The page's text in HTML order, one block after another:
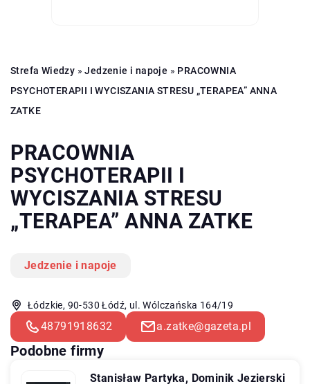
Strefa Wiedzy »Jedzenie i napoje » PRACOWNIA
PSYCHOTERAPII I WYCISZANIA STRESU „TERAPEA” ANNA
ZATKE
PRACOWNIA
PSYCHOTERAPII I
WYCISZANIA STRESU
„TERAPEA” ANNA ZATKE
Jedzenie i napoje
Łódzkie, 90-530 Łódź, ul. Wólczańska 164/19
48791918632 a.zatke@gazeta.pl
Podobne firmy
Stanisław Partyka, Dominik Jezierski